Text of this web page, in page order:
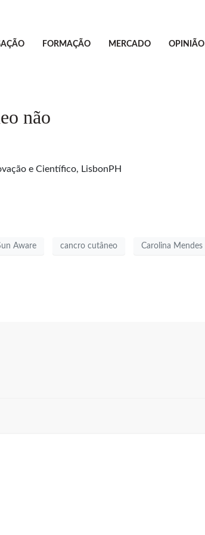
FORMAÇÃO MERCADO OPINIÃO
não
e Científico, LisbonPH
Aware cancro cutâneo Carolina Mendes